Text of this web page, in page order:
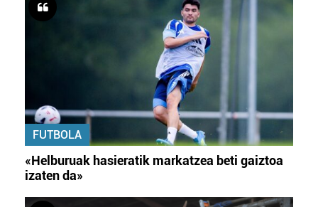
FUTBOLA
«Helburuak hasieratik markatzea beti gaiztoa
izaten da»